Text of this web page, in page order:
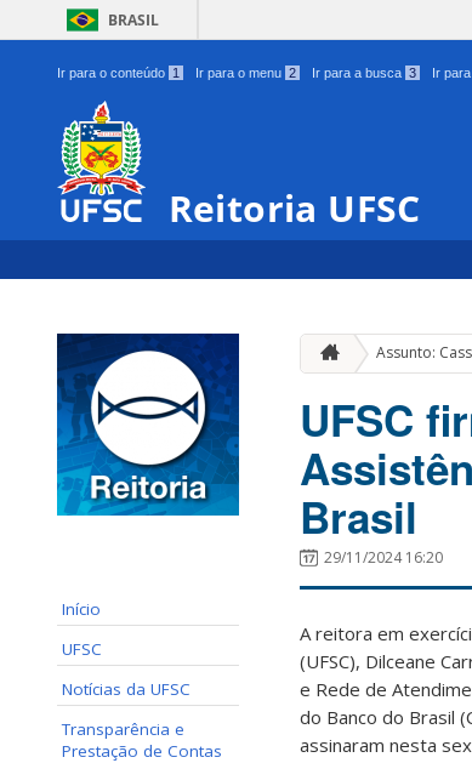
BRASIL
Ir para o conteúdo 1 Ir para o menu 2 Ir para a busca 3 Ir
Reitoria UFSC
Início
UFSC
Notícias da UFSC
Transparência e
Prestação de Contas
Assunto:
UFSC
Brasil
29/11/2024 16:20
A reitora em
(UFSC), Dilceane
e Rede de
do Banco do Brasil
assinaram nesta